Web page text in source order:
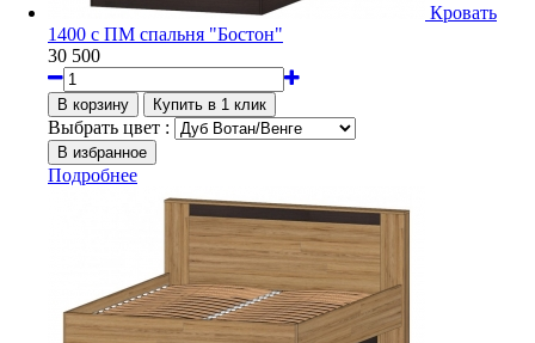
Кровать
1400 с ПМ спальня "Бостон"
30 500
Выбрать цвет :
Подробнее